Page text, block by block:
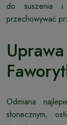
do suszenia
przechowywać
Odmiana
słonecznym,